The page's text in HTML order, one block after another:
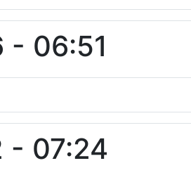
- 06:51
- 07:24